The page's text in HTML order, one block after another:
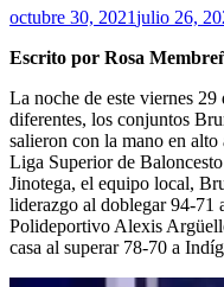
octubre 30, 2021julio 26,
Escrito por Rosa
La noche de este viernes
diferentes, los conjuntos
salieron con la mano en alto
Liga Superior de
Jinotega, el equipo local,
liderazgo al doblegar 94-71
Polideportivo Alexis
casa al superar 78-70 a